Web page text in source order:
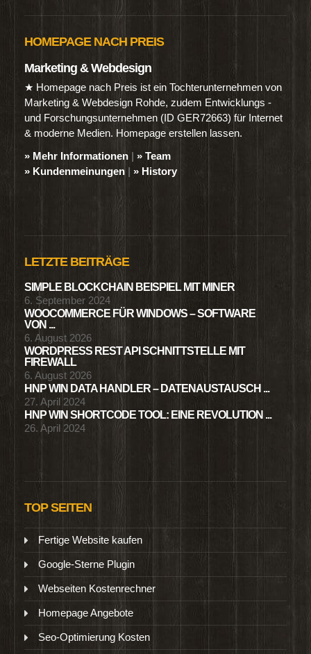
HOMEPAGE NACH PREIS
Marketing & Webdesign
★ Homepage nach Preis ist ein Tochterunternehmen von
Marketing & Webdesign Rohde, zudem Entwicklungs -
und Forschungsunternehmen (ID GER72663) für Internet
& moderne Medien. Homepage erstellen lassen.
» Mehr Informationen | » Team
» Kundenmeinungen | » History
LETZTE BEITRÄGE
SIMPLE BLOCKCHAIN BEISPIEL MIT MINER
6. September 2024
WOOCOMMERCE FÜR WINDOWS – SOFTWARE
VON ...
6. August 2026
WORDPRESS REST API SCHNITTSTELLE MIT
FIREWALL
6. August 2026
HNP WIN DATA HANDLER – DATENAUSTAUSCH ...
27. April 2024
HNP WIN SHORTCODE TOOL: EINE REVOLUTION ...
26. April 2024
TOP SEITEN
Fertige Website kaufen
Google-Sterne Plugin
Webseiten Kostenrechner
Homepage Angebote
Seo-Optimierung Kosten